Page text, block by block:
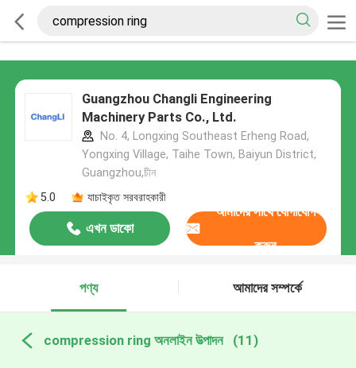
Guangzhou Changli Engineering
Machinery Parts Co., Ltd.
No. 4, Longxing Southeast Erheng Road,
Yongxing Village, Taihe Town, Baiyun District,
Guangzhou,চীন
5.0
যাচাইকৃত সরবরাহকারী
এখন ডাকো
আমাদের সাথে যোগাযোগ
করুন
পণ্য আমাদের সম্পর্কে
compression ring অনলাইন উত্পাদন (11)